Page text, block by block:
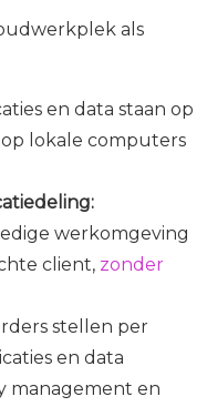
als
en data staan op
lokale computers
werkomgeving
client, zonder
stellen per
en data
management en